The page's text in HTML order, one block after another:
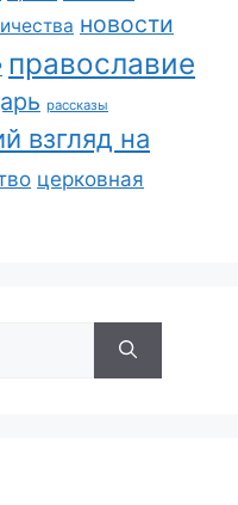
новости
православие
рассказы
взгляд на
церковная